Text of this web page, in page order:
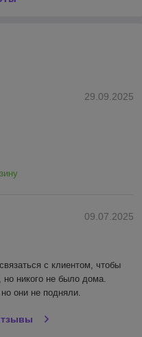
29.09.2025
09.07.2025
с клиентом, чтобы
но никого не было дома.
они не подняли.